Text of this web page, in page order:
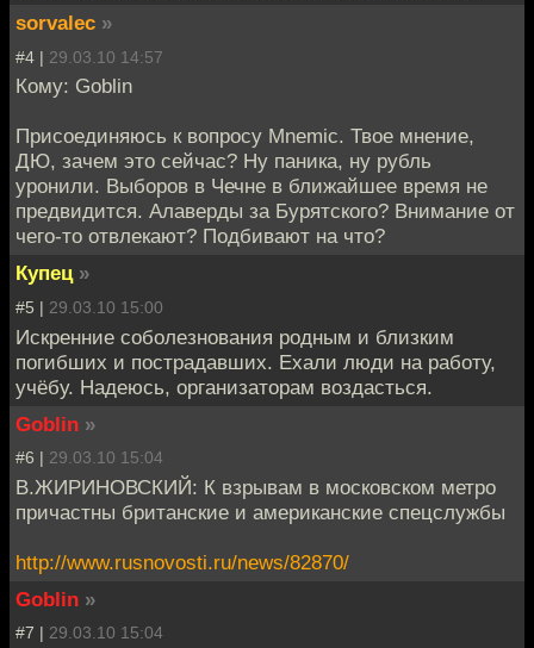
sorvalec »
#4 | 29.03.10 14:57
Кому: Goblin
Присоединяюсь к вопросу Mnemic. Твое мнение,
ДЮ, зачем это сейчас? Ну паника, ну рубль
уронили. Выборов в Чечне в ближайшее время не
предвидится. Алаверды за Бурятского? Внимание от
чего-то отвлекают? Подбивают на что?
Купец »
#5 | 29.03.10 15:00
Искренние соболезнования родным и близким
погибших и пострадавших. Ехали люди на работу,
учёбу. Надеюсь, организаторам воздасться.
Goblin »
#6 | 29.03.10 15:04
В.ЖИРИНОВСКИЙ: К взрывам в московском метро
причастны британские и американские спецслужбы
http://www.rusnovosti.ru/news/82870/
Goblin »
#7 | 29.03.10 15:04